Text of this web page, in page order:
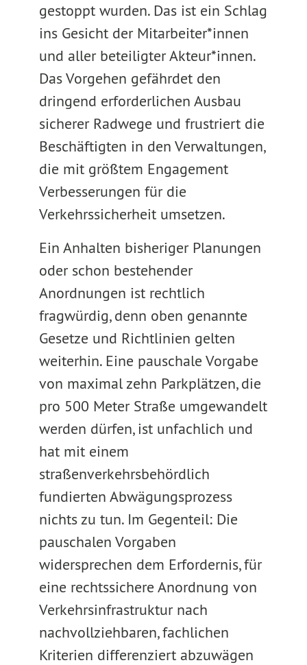
gestoppt wurden. Das ist ein Schlag
ins Gesicht der Mitarbeiter*innen
und aller beteiligter Akteur*innen.
Das Vorgehen gefährdet den
dringend erforderlichen Ausbau
sicherer Radwege und frustriert die
Beschäftigten in den Verwaltungen,
die mit größtem Engagement
Verbesserungen für die
Verkehrssicherheit umsetzen.
Ein Anhalten bisheriger Planungen
oder schon bestehender
Anordnungen ist rechtlich
fragwürdig, denn oben genannte
Gesetze und Richtlinien gelten
weiterhin. Eine pauschale Vorgabe
von maximal zehn Parkplätzen, die
pro 500 Meter Straße umgewandelt
werden dürfen, ist unfachlich und
hat mit einem
straßenverkehrsbehördlich
fundierten Abwägungsprozess
nichts zu tun. Im Gegenteil: Die
pauschalen Vorgaben
widersprechen dem Erfordernis, für
eine rechtssichere Anordnung von
Verkehrsinfrastruktur nach
nachvollziehbaren, fachlichen
Kriterien differenziert abzuwägen